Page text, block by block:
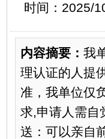
时间：2025/
内容摘要： 我
理认证的人提
准，我单位仅
求,申请人需自
送：可以亲自